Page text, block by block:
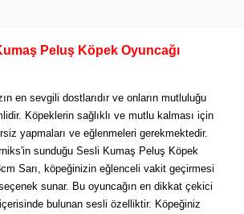
Peluş Köpek Oyuncağı
en sevgili dostlarıdır ve onların mutluluğu
Köpeklerin sağlıklı ve mutlu kalması için
yapmaları ve eğlenmeleri gerekmektedir.
sunduğu Sesli Kumaş Peluş Köpek
Sarı, köpeğinizin eğlenceli vakit geçirmesi
sunar. Bu oyuncağın en dikkat çekici
bulunan sesli özelliktir. Köpeğiniz